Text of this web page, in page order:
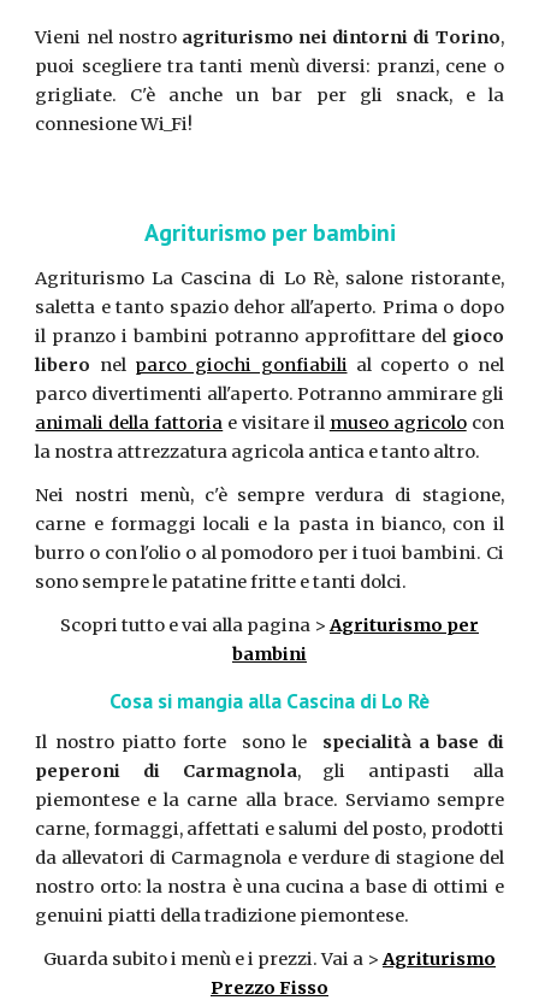
Vieni nel nostro agriturismo nei dintorni di Torino,
puoi scegliere tra tanti menù diversi: pranzi, cene o
grigliate. C'è anche un bar per gli snack, e la
connesione Wi_Fi!
Agriturismo per bambini
Agriturismo La Cascina di Lo Rè, salone ristorante,
saletta e tanto spazio dehor all'aperto. Prima o dopo
il pranzo i bambini potranno approfittare del gioco
libero nel parco giochi gonfiabilial coperto o nel
parco divertimenti all'aperto. Potranno ammirare gli
animali della fattoria e visitare il museo agricolocon
la nostra attrezzatura agricola antica e tanto altro.
Nei nostri menù, c'è sempre verdura di stagione,
carne e formaggi locali e la pasta in bianco, con il
burro o con l'olio o al pomodoro per i tuoi bambini. Ci
sono sempre le patatine fritte e tanti dolci.
Scopri tutto e vai alla pagina >Agriturismo per
bambini
Cosa si mangia alla Cascina di Lo Rè
Il nostro piatto forte sono le specialità a base di
peperoni di Carmagnola, gli antipasti alla
piemontese e la carne alla brace. Serviamo sempre
carne, formaggi, affettati e salumi del posto, prodotti
da allevatori di Carmagnola e verdure di stagione del
nostro orto: la nostra è una cucina a base di ottimi e
genuini piatti della tradizione piemontese.
Guarda subito i menù e i prezzi. Vai a >Agriturismo
Prezzo Fisso